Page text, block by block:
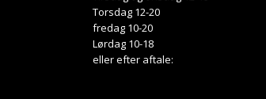
Torsdag 12-20
fredag 10-20
Lørdag 10-18
eller efter aftale: